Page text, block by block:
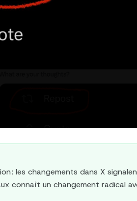
: les changements dans X
connaît un changement radical